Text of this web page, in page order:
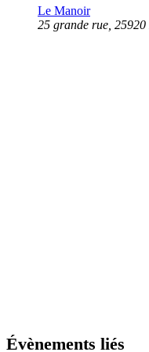
Le Manoir
25 grande rue 25920
Évènements liés